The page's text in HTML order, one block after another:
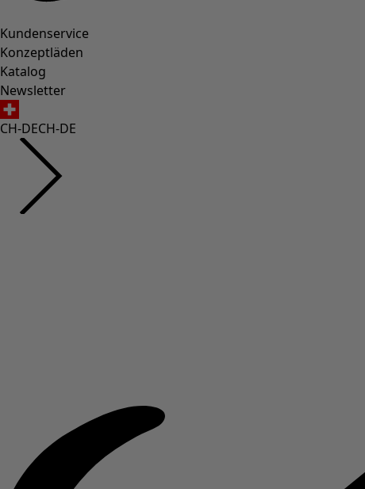
Kundenservice
Konzeptläden
Katalog
Newsletter
CH-DECH-DE